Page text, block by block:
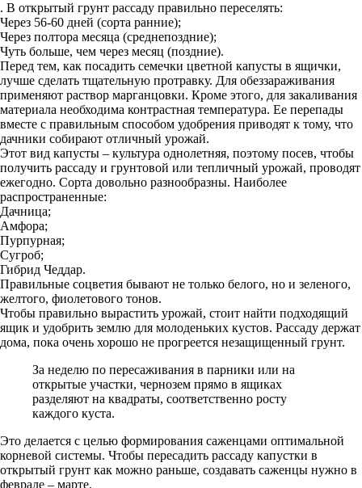
. В открытый грунт рассаду правильно переселять:
Через 56-60 дней (сорта ранние);
Через полтора месяца (среднепоздние);
Чуть больше, чем через месяц (поздние).
Перед тем, как посадить семечки цветной капусты в ящички,
лучше сделать тщательную протравку. Для обеззараживания
применяют раствор марганцовки. Кроме этого, для закаливания
материала необходима контрастная температура. Ее перепады
вместе с правильным способом удобрения приводят к тому, что
дачники собирают отличный урожай.
Этот вид капусты – культура однолетняя, поэтому посев, чтобы
получить рассаду и грунтовой или тепличный урожай, проводят
ежегодно. Сорта довольно разнообразны. Наиболее
распространенные:
Дачница;
Амфора;
Пурпурная;
Сугроб;
Гибрид Чеддар.
Правильные соцветия бывают не только белого, но и зеленого,
желтого, фиолетового тонов.
Чтобы правильно вырастить урожай, стоит найти подходящий
ящик и удобрить землю для молоденьких кустов. Рассаду держат
дома, пока очень хорошо не прогреется незащищенный грунт.
За неделю по пересаживания в парники или на
открытые участки, чернозем прямо в ящиках
разделяют на квадраты, соответственно росту
каждого куста.
Это делается с целью формирования саженцами оптимальной
корневой системы. Чтобы пересадить рассаду капустки в
открытый грунт как можно раньше, создавать саженцы нужно в
феврале – марте.